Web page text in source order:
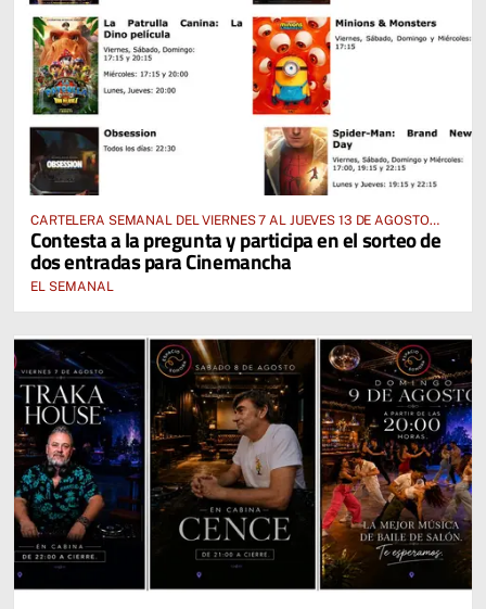
CARTELERA SEMANAL DEL VIERNES 7 AL JUEVES 13 DE AGOSTO
2026
Contesta a la pregunta y participa en el sorteo de
dos entradas para Cinemancha
EL SEMANAL